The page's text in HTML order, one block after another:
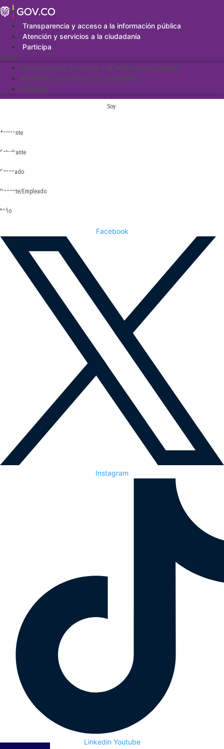
Saltar
al
contenidoTransparencia y acceso a la información pública
Atención y servicios a la ciudadanía
Participa
Menu
Transparencia y acceso a la información pública
Atención y servicios a la ciudadanía
Participa
Soy:
Aspirante
Estudiante
Egresado
Docente/Empleado
Niño
Facebook
Instagram
Linkedin Youtube